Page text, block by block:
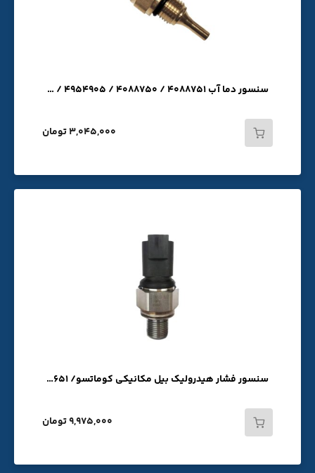
سنسور دما آب PC200-8 / QSB5.9 / QSB6.7 / QSX / HL760 / 3865346 / 4954905 / 4088750 / 4088751
3,045,000 تومان
سنسور فشار هیدرولیک بیل مکانیکی کوماتسو/ PC220-7/ PC300 /PC400/ PC200 /7861-93-1650/7861-93-1651
9,975,000 تومان